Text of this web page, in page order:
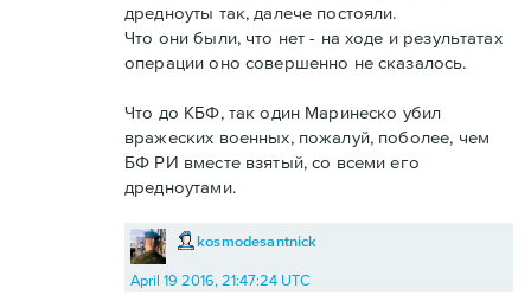
дредноуты так, далече постояли.
Что они были, что нет - на ходе и результатах
операции оно совершенно не сказалось.
Что до КБФ, так один Маринеско убил
вражеских военных, пожалуй, поболее, чем
БФ РИ вместе взятый, со всеми его
дредноутами.
kosmodesantnick
April 19 2016, 21:47:24 UTC